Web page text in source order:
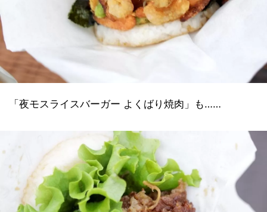
「夜モスライスバーガー よくばり焼肉」も……